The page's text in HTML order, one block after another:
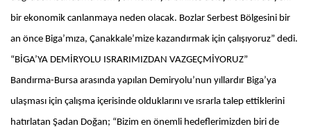
bir ekonomik canlanmaya neden olacak. Bozlar Serbest Bölgesini bir
an önce Biga’mıza, Çanakkale’mize kazandırmak için çalışıyoruz” dedi.
“BİGA’YA DEMİRYOLU ISRARIMIZDAN VAZGEÇMİYORUZ”
Bandırma-Bursa arasında yapılan Demiryolu’nun yıllardır Biga’ya
ulaşması için çalışma içerisinde olduklarını ve ısrarla talep ettiklerini
hatırlatan Şadan Doğan; “Bizim en önemli hedeflerimizden biri de